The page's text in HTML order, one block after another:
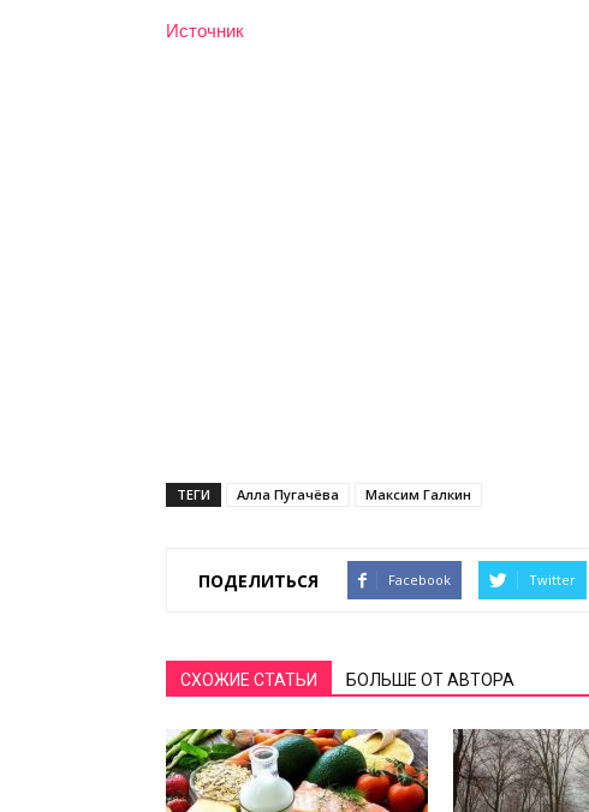
Источник
ТЕГИ Алла Пугачёва Максим Галкин
ПОДЕЛИТЬСЯ Facebook Twitter
СХОЖИЕ СТАТЬИ БОЛЬШЕ ОТ АВТОРА